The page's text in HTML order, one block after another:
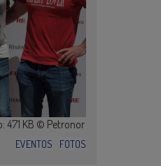
471 KB © Petronor
EVENTOS FOTOS